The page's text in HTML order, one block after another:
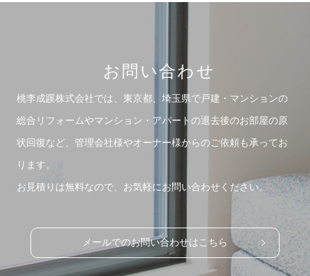
お問い合わせ
桃李成蹊株式会社では、東京都、埼玉県で戸建・マンションの
総合リフォームやマンション・アパートの退去後のお部屋の原
状回復など、管理会社様やオーナー様からのご依頼も承ってお
ります。
お見積りは無料なので、お気軽にお問い合わせください。
メールでのお問い合わせはこちら